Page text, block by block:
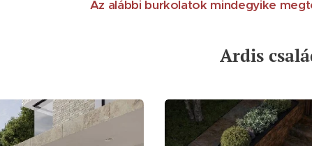
Az alábbi burkolatok mindegyike
Ardis